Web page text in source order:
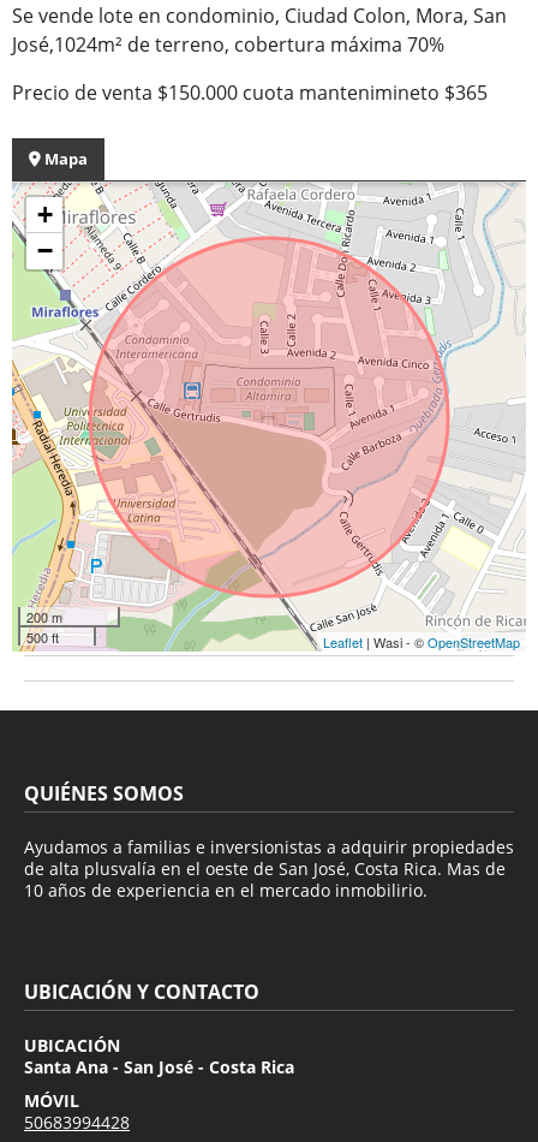
Se vende lote en condominio, Ciudad Colon, Mora, San
José,1024m² de terreno, cobertura máxima 70%
Precio de venta $150.000 cuota mantenimineto $365
Mapa
+
−
200 m
500 ft
Leaflet | Wasi - ©OpenStreetMap
QUIÉNES SOMOS
Ayudamos a familias e inversionistas a adquirir propiedades
de alta plusvalía en el oeste de San José, Costa Rica. Mas de
10 años de experiencia en el mercado inmobilirio.
UBICACIÓN Y CONTACTO
UBICACIÓN
Santa Ana - San José - Costa Rica
MÓVIL
50683994428